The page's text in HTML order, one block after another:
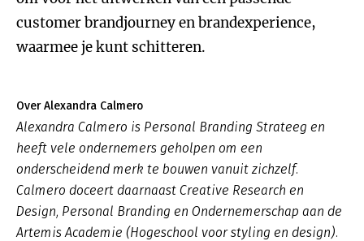
customer brandjourney en brandexperience,
waarmee je kunt schitteren.
Over Alexandra Calmero
Alexandra Calmero is Personal Branding Strateeg en
heeft vele ondernemers geholpen om een
onderscheidend merk te bouwen vanuit zichzelf.
Calmero doceert daarnaast Creative Research en
Design, Personal Branding en Ondernemerschap aan de
Artemis Academie (Hogeschool voor styling en design).